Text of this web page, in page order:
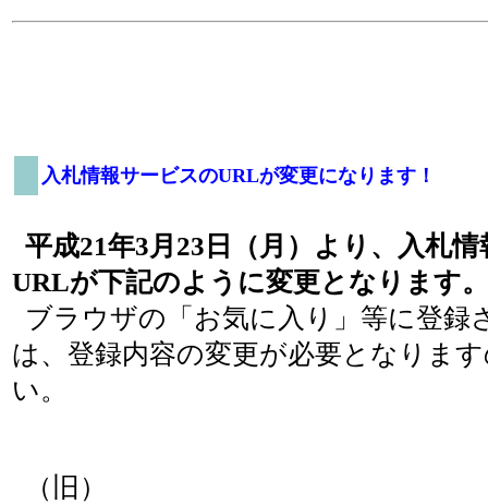
入札情報サービスのURLが変更になります！
平成21年3月23日（月）より、入札
URLが下記のように変更となります。
ブラウザの「お気に入り」等に登録
は、登録内容の変更が必要となりま
い。
（旧）